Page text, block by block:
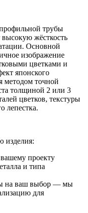
трубы
жёсткость
Основной
изображение
цветками и
японского
методом точной
толщиной 2 или 3
цветков, текстуры
лепестка.
изделия:
проекту
и типа
на ваш выбор — мы
для